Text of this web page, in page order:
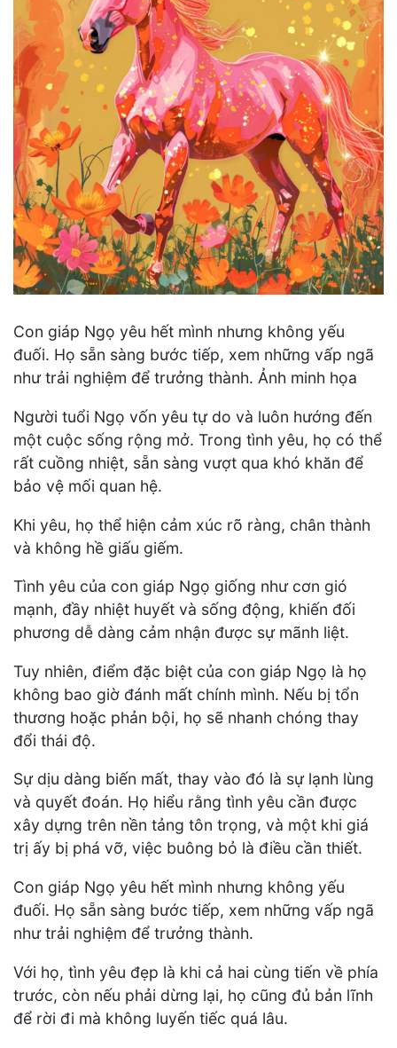
Con giáp Ngọ yêu hết mình nhưng không yếu
đuối. Họ sẵn sàng bước tiếp, xem những vấp ngã
như trải nghiệm để trưởng thành. Ảnh minh họa
Người tuổi Ngọ vốn yêu tự do và luôn hướng đến
một cuộc sống rộng mở. Trong tình yêu, họ có thể
rất cuồng nhiệt, sẵn sàng vượt qua khó khăn để
bảo vệ mối quan hệ.
Khi yêu, họ thể hiện cảm xúc rõ ràng, chân thành
và không hề giấu giếm.
Tình yêu của con giáp Ngọ giống như cơn gió
mạnh, đầy nhiệt huyết và sống động, khiến đối
phương dễ dàng cảm nhận được sự mãnh liệt.
Tuy nhiên, điểm đặc biệt của con giáp Ngọ là họ
không bao giờ đánh mất chính mình. Nếu bị tổn
thương hoặc phản bội, họ sẽ nhanh chóng thay
đổi thái độ.
Sự dịu dàng biến mất, thay vào đó là sự lạnh lùng
và quyết đoán. Họ hiểu rằng tình yêu cần được
xây dựng trên nền tảng tôn trọng, và một khi giá
trị ấy bị phá vỡ, việc buông bỏ là điều cần thiết.
Con giáp Ngọ yêu hết mình nhưng không yếu
đuối. Họ sẵn sàng bước tiếp, xem những vấp ngã
như trải nghiệm để trưởng thành.
Với họ, tình yêu đẹp là khi cả hai cùng tiến về phía
trước, còn nếu phải dừng lại, họ cũng đủ bản lĩnh
để rời đi mà không luyến tiếc quá lâu.